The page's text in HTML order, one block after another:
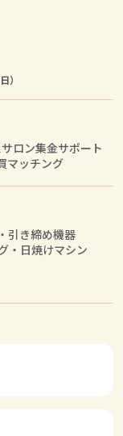
）
サロン集金サポート
マッチング
引き締め機器
・日焼けマシン